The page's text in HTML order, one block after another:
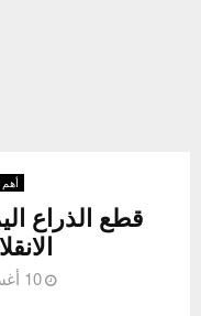
أهم
قطع الذراع
10 أغسطس، 2019